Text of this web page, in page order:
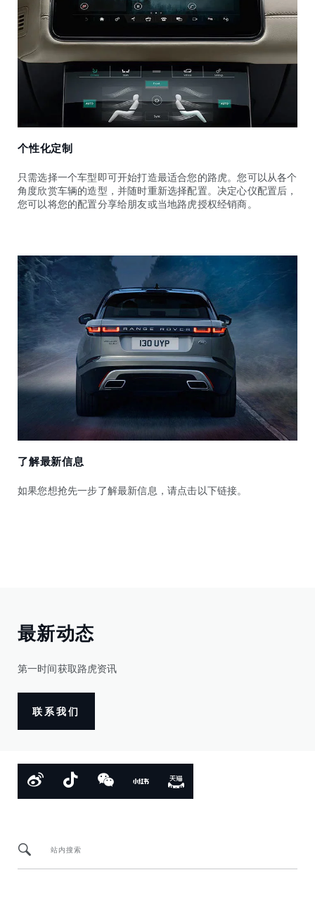
个性化定制
只需选择一个车型即可开始打造最适合您的路虎。您可以从各个
角度欣赏车辆的造型，并随时重新选择配置。决定心仪配置后，
您可以将您的配置分享给朋友或当地路虎授权经销商。
了解最新信息
如果您想抢先一步了解最新信息，请点击以下链接。
最新动态
第一时间获取路虎资讯
联系我们
站内搜索